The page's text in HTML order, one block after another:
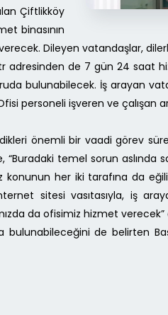
Çiftlikköy
binasının
Dileyen vatandaşlar,
adresinden de 7 gün 24 saat
bulunabilecek. İş arayan
personeli işveren ve çalışan
önemli bir vaadi görev
“Buradaki temel sorun
konunun her iki tarafına da
sitesi vasıtasıyla, iş
da ofisimiz hizmet verecek”
bulunabileceğini de belirten